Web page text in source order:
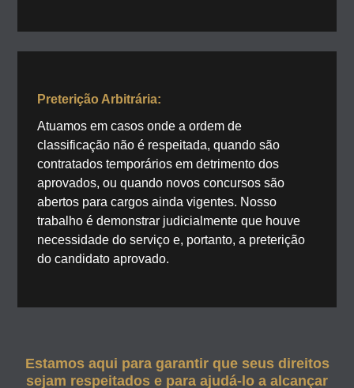
Preterição Arbitrária:
Atuamos em casos onde a ordem de
classificação não é respeitada, quando são
contratados temporários em detrimento dos
aprovados, ou quando novos concursos são
abertos para cargos ainda vigentes. Nosso
trabalho é demonstrar judicialmente que houve
necessidade do serviço e, portanto, a preterição
do candidato aprovado.
Estamos aqui para garantir que seus direitos
sejam respeitados e para ajudá-lo a alcançar